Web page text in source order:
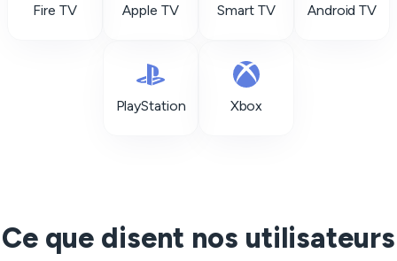
Fire TV Apple TV Smart TV Android TV
PlayStation Xbox
Ce que disent nos utilisateurs